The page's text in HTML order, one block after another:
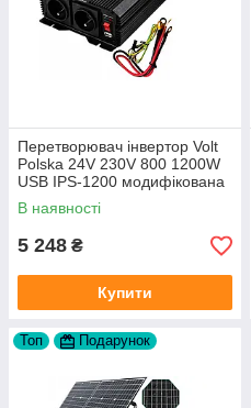
Перетворювач інвертор Volt
Polska 24V 230V 800 1200W
USB IPS-1200 модифікована
синусоїда
В наявності
5 248 ₴
Купити
Топ Подарунок